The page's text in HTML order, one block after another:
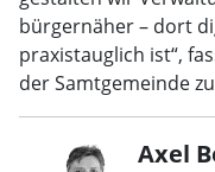
bürgernäher – dort
praxistauglich ist“,
der Samtgemeinde
Axel